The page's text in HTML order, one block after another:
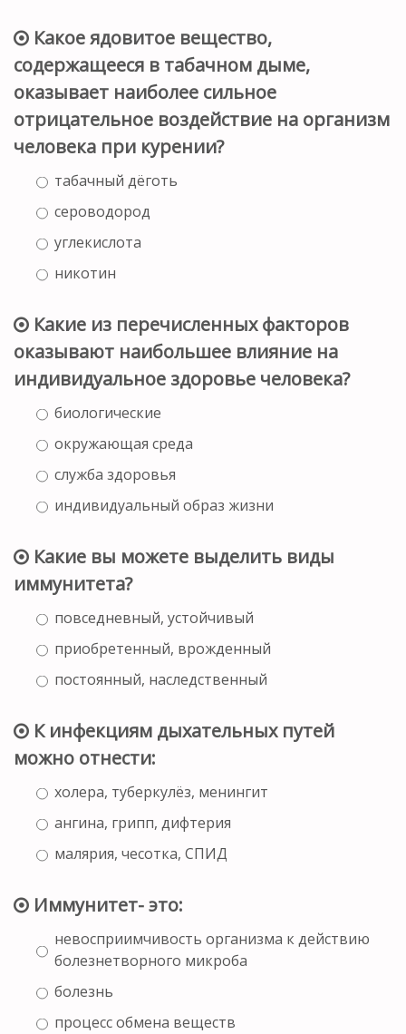
Какое ядовитое вещество,
содержащееся в табачном дыме,
оказывает наиболее сильное
отрицательное воздействие на организм
человека при курении?
табачный дёготь
сероводород
углекислота
никотин
Какие из перечисленных факторов
оказывают наибольшее влияние на
индивидуальное здоровье человека?
биологические
окружающая среда
служба здоровья
индивидуальный образ жизни
Какие вы можете выделить виды
иммунитета?
повседневный, устойчивый
приобретенный, врожденный
постоянный, наследственный
К инфекциям дыхательных путей
можно отнести:
холера, туберкулёз, менингит
ангина, грипп, дифтерия
малярия, чесотка, СПИД
Иммунитет- это:
невосприимчивость организма к действию
болезнетворного микроба
болезнь
процесс обмена веществ